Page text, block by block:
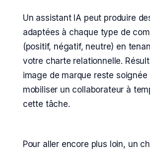
Un assistant IA peut produire
adaptées à chaque type de
(positif, négatif, neutre) en
votre charte relationnelle.
image de marque reste soignée
mobiliser un collaborateur à
cette tâche.
Pour aller encore plus loin, un